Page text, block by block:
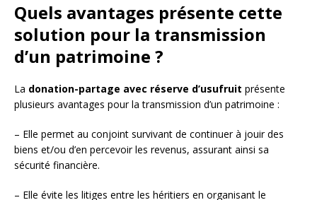
Quels avantages présente cette
solution pour la transmission
d’un patrimoine ?
La donation-partage avec réserve d’usufruit présente
plusieurs avantages pour la transmission d’un patrimoine :
– Elle permet au conjoint survivant de continuer à jouir des
biens et/ou d’en percevoir les revenus, assurant ainsi sa
sécurité financière.
– Elle évite les litiges entre les héritiers en organisant le